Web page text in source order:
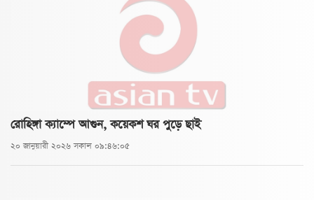
রোহিঙ্গা ক্যাম্পে আগুন, কয়েকশ ঘর পুড়ে ছাই
২০ জানুয়ারী ২০২৬ সকাল ০৯:৪৬:০৫